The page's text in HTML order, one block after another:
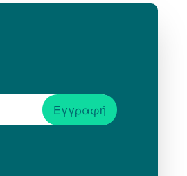
Εγγραφή